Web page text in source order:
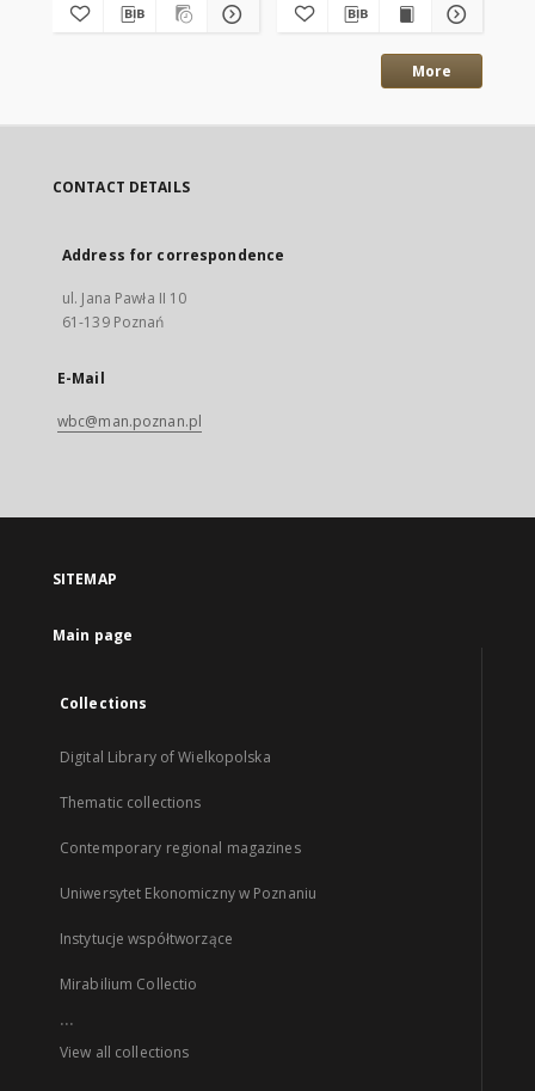
More
CONTACT DETAILS
Address for correspondence
ul. Jana Pawła II 10
61-139 Poznań
E-Mail
wbc@man.poznan.pl
SITEMAP
Main page
Collections
Digital Library of Wielkopolska
Thematic collections
Contemporary regional magazines
Uniwersytet Ekonomiczny w Poznaniu
Instytucje współtworzące
Mirabilium Collectio
...
View all collections